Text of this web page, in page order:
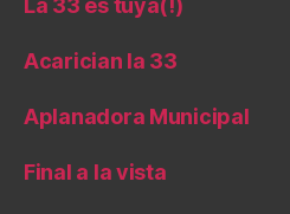
La 33 es tuya(!)
Acarician la 33
Aplanadora Municipal
Final a la vista